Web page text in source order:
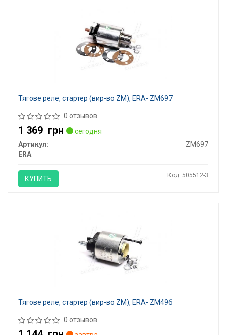
Тягове реле, стартер (вир-во ZM), ERA- ZM697
0 отзывов
1 369 грн
сегодня
Артикул:
ZM697
ERA
КУПИТЬ Код: 505512-3
Тягове реле, стартер (вир-во ZM), ERA- ZM496
0 отзывов